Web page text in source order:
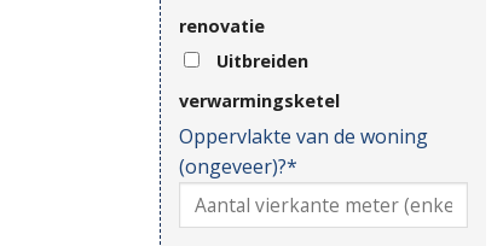
renovatie
Uitbreiden
verwarmingsketel
Oppervlakte van de woning
(ongeveer)?*